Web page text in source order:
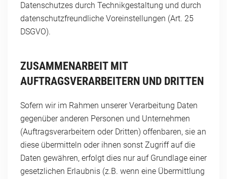
Datenschutzes durch Technikgestaltung und durch
datenschutzfreundliche Voreinstellungen (Art. 25
DSGVO).
ZUSAMMENARBEIT MIT
AUFTRAGSVERARBEITERN UND DRITTEN
Sofern wir im Rahmen unserer Verarbeitung Daten
gegenüber anderen Personen und Unternehmen
(Auftragsverarbeitern oder Dritten) offenbaren, sie an
diese übermitteln oder ihnen sonst Zugriff auf die
Daten gewähren, erfolgt dies nur auf Grundlage einer
gesetzlichen Erlaubnis (z.B. wenn eine Übermittlung